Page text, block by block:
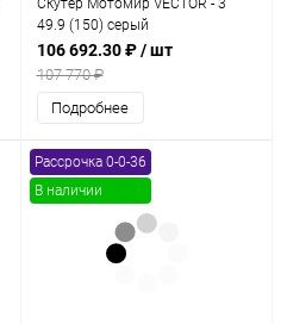
Скутер Мотомир VECTOR - 3
49.9 (150) серый
106 692.30 ₽/ шт
107 770 ₽
Подробнее
Рассрочка 0-0-36
В наличии